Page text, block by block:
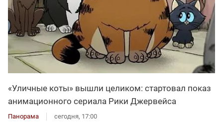
«Уличные коты» вышли целиком: стартовал показ
анимационного сериала Рики Джервейса
Панорама сегодня, 17:00